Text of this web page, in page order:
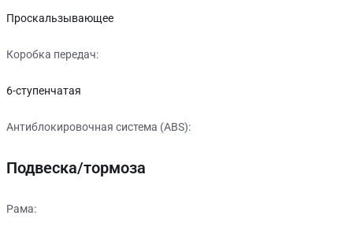
Проскальзывающее
Коробка передач:
6-ступенчатая
Антиблокировочная система (ABS):
Подвеска/тормоза
Рама: